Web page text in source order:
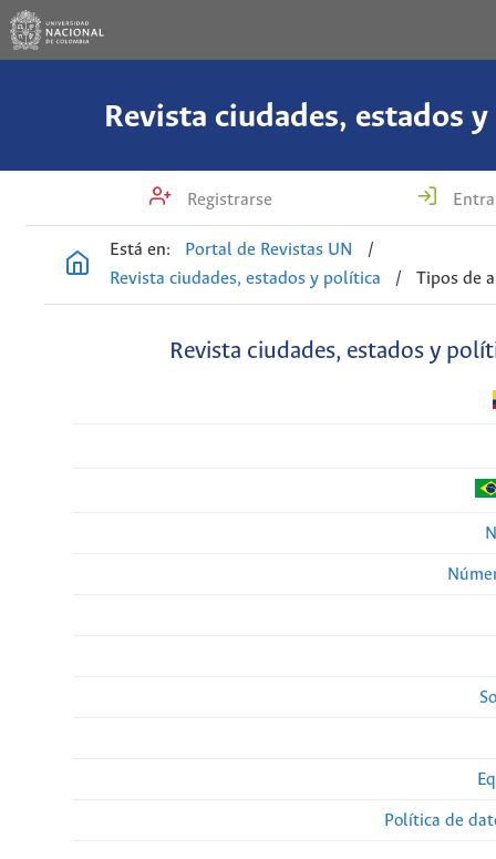
Revista ciudades, estados
Registrarse
Está en: Portal de Revistas UN
/
Revista ciudades, estados y política
/ Tipos de
Revista ciudades, estados y
Política de